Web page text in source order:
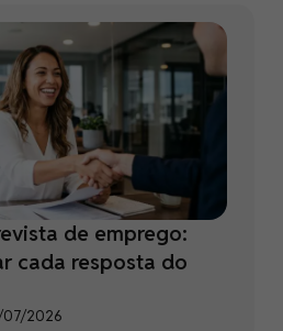
de emprego:
cada resposta do
07/2026